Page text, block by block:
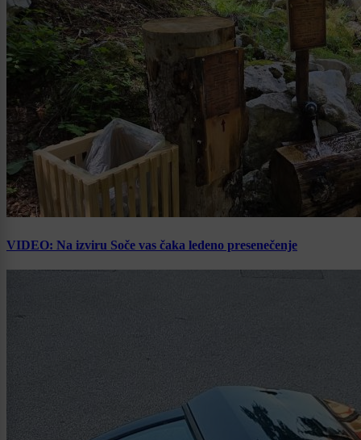
VIDEO: Na izviru Soče vas čaka ledeno presenečenje